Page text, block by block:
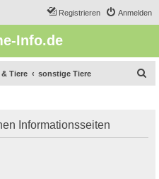
Anmelden
Registrieren
Info.de
Tiere sonstige Tiere
e
Informationsseiten